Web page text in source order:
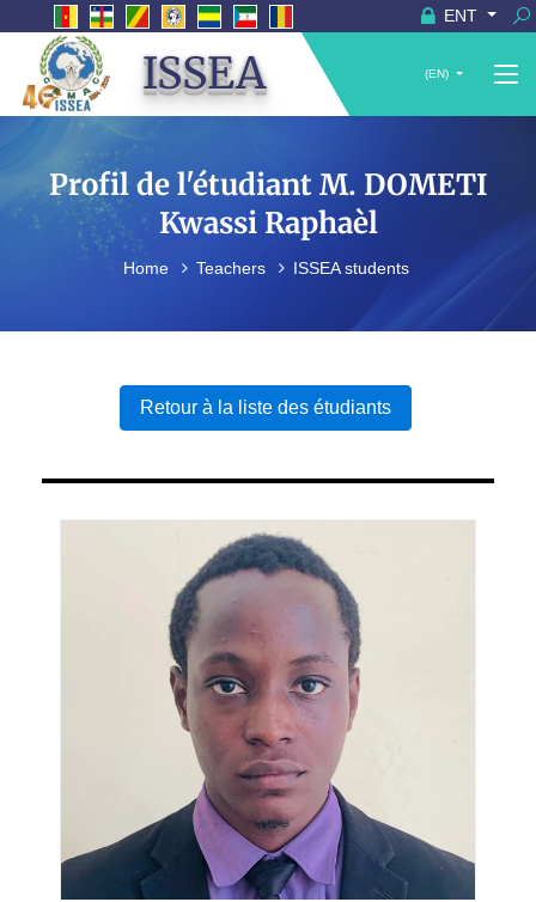
ENT
ISSEA (EN)
Profil de l'étudiant M. DOMETI
Kwassi Raphaèl
Home Teachers ISSEA students
Retour à la liste des étudiants